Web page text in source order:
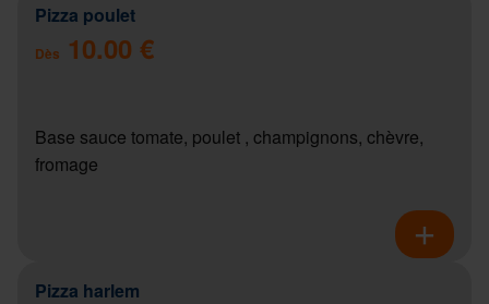
Pizza poulet
Dès 10.00 €
Base sauce tomate, poulet , champignons, chèvre,
fromage
Pizza harlem